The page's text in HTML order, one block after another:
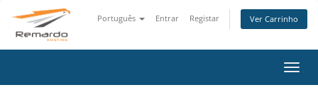
Português Entrar Registar Ver Carrinho